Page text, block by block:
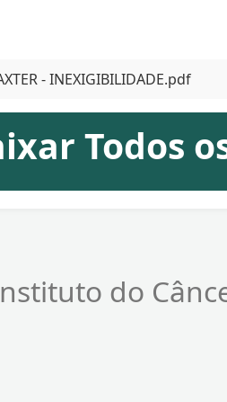
- INEXIGIBILIDADE.pdf
Todos
do